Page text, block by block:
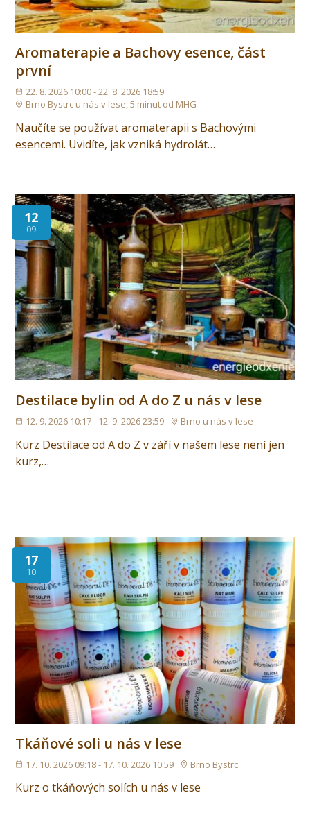
Aromaterapie a Bachovy esence, část
první
22. 8. 2026 10:00 - 22. 8. 2026 18:59
Brno Bystrc u nás v lese, 5 minut od MHG
Naučíte se používat aromaterapii s Bachovými
esencemi. Uvidíte, jak vzniká hydrolát…
12
09
Destilace bylin od A do Z u nás v lese
12. 9. 2026 10:17 - 12. 9. 2026 23:59 Brno u nás v lese
Kurz Destilace od A do Z v září v našem lese není jen
kurz,…
17
10
Tkáňové soli u nás v lese
17. 10. 2026 09:18 - 17. 10. 2026 10:59 Brno Bystrc
Kurz o tkáňových solích u nás v lese